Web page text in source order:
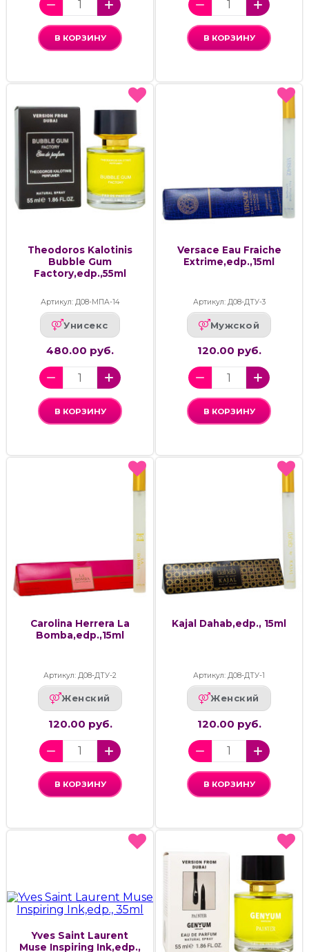
В КОРЗИНУ В КОРЗИНУ
Theodoros Kalotinis
Bubble Gum
Factory,edp.,55ml
Артикул: Д08-МПА-14
Унисекс
480.00 руб.
В КОРЗИНУ
Versace Eau Fraiche
Extrime,edp.,15ml
Артикул: Д08-ДТУ-3
Мужской
120.00 руб.
В КОРЗИНУ
Carolina Herrera La
Bomba,edp.,15ml
Артикул: Д08-ДТУ-2
Женский
120.00 руб.
В КОРЗИНУ
Kajal Dahab,edp., 15ml
Артикул: Д08-ДТУ-1
Женский
120.00 руб.
В КОРЗИНУ
Yves Saint Laurent
Muse Inspiring Ink,edp.,